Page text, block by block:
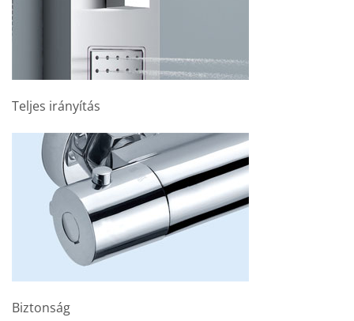
Teljes irányítás
Biztonság